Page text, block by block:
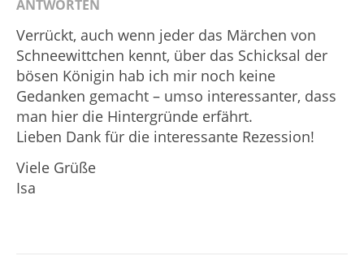
ANTWORTEN
Verrückt, auch wenn jeder das Märchen von
Schneewittchen kennt, über das Schicksal der
bösen Königin hab ich mir noch keine
Gedanken gemacht – umso interessanter, dass
man hier die Hintergründe erfährt.
Lieben Dank für die interessante Rezession!
Viele Grüße
Isa